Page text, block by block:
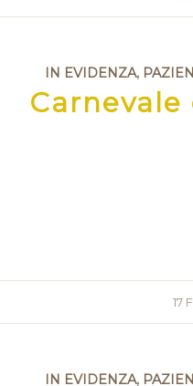
IN EVIDENZA,
17
IN EVIDENZA,